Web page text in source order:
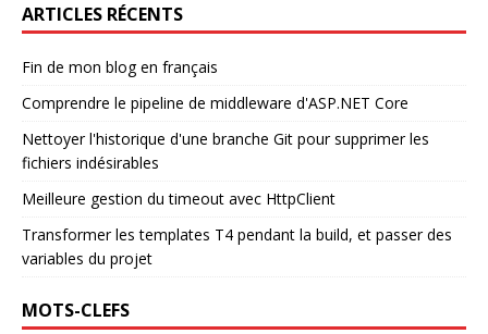
ARTICLES RÉCENTS
Fin de mon blog en français
Comprendre le pipeline de middleware d'ASP.NET Core
Nettoyer l'historique d'une branche Git pour supprimer les
fichiers indésirables
Meilleure gestion du timeout avec HttpClient
Transformer les templates T4 pendant la build, et passer des
variables du projet
MOTS-CLEFS